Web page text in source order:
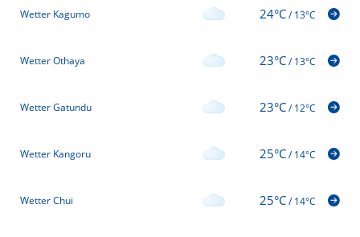
Wetter Kagumo 24°C/13°C
Wetter Othaya 23°C/13°C
Wetter Gatundu 23°C/12°C
Wetter Kangoru 25°C/14°C
Wetter Chui 25°C/14°C